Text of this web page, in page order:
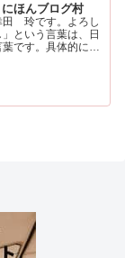
ほんブログ村
田 玲です。よろし
という言葉は、日
です。具体的に